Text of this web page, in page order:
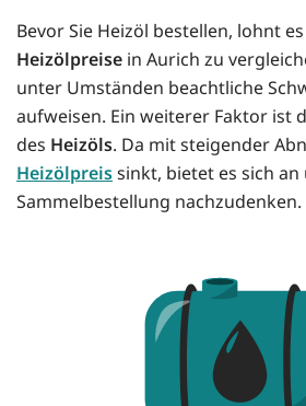
Bevor Sie Heizöl bestellen, lohnt
Heizölpreise in Aurich zu
unter Umständen beachtliche
aufweisen. Ein weiterer Faktor ist
des Heizöls. Da mit steigender
Heizölpreissinkt, bietet es sich an
Sammelbestellung nachzudenken.